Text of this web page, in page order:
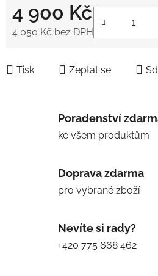
4 900 Kč
4 050 Kč bez DPH
Tisk Zeptat se
Poradenství
ke všem produktům
Doprava zdarma
pro vybrané zboží
Nevíte si rady?
+420 775 668 462